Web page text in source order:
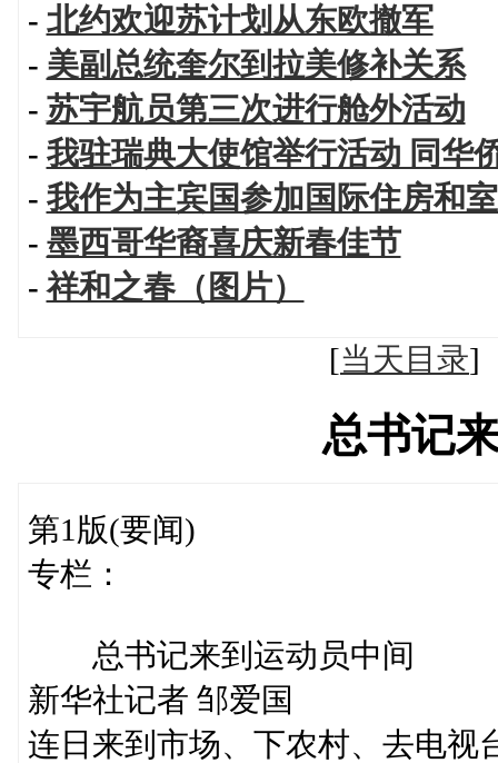
- 北约欢迎苏计划从东欧撤军
- 美副总统奎尔到拉美修补关系
- 苏宇航员第三次进行舱外活动
- 我驻瑞典大使馆举行活动 同华
- 我作为主宾国参加国际住房和
- 墨西哥华裔喜庆新春佳节
-祥和之春（图片）
[当天目录
总书记
第1版(要闻)
专栏：
总书记来到运动员中间
新华社记者 邹爱国
连日来到市场、下农村、去电视